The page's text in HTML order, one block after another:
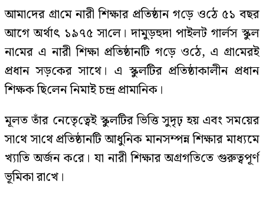
আমা‌দের গ্রা‌মে নারী শিক্ষার প্রতিষ্ঠান গ‌ড়ে ও‌ঠে ৫১ বছর
আগে অর্থাৎ ১৯৭৫ সা‌লে। দামুড়হুদা পাইলট গার্লস স্কুল
না‌মের এ নারী শিক্ষা প্রতিষ্ঠান‌টি গ‌ড়ে ও‌ঠে, এ গ্রা‌মেরই
প্রধান সড়‌কের সাথে। এ স্কুল‌টির প্রতিষ্ঠাকালীন প্রধান
শিক্ষক ছি‌লেন নিমাই চন্দ্র প্রামা‌নিক।
মূলত তাঁর নেতেৃ‌ত্বেই স্কুল‌টির ভি‌ত্তি সুদৃঢ় হয় এবং সম‌য়ের
সা‌থে সা‌থে প্রতিষ্ঠান‌টি আধু‌নিক মানসম্পন্ন শিক্ষার মাধ‌্যমে
খ‌্যা‌তি অর্জন ক‌রে। যা নারী শিক্ষার অগ্রগ‌তি‌তে গুরুত্বপূর্ণ
ভূমিকা রা‌খে।